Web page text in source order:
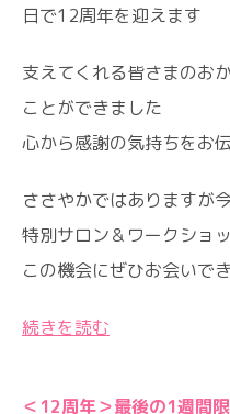
日で12周年を迎えます
支えてくれる皆さまのお
ことができました
心から感謝の気持ちをお
ささやかではありますが
特別サロン＆ワークショ
この機会にぜひお会いで
続きを読む
＜12周年＞最後の1週